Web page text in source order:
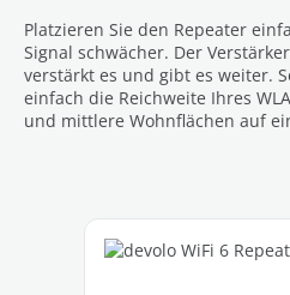
Platzieren Sie den Repeater
Signal schwächer. Der
verstärkt es und gibt es weiter.
einfach die Reichweite Ihres
und mittlere Wohnflächen auf
Skip product gallery